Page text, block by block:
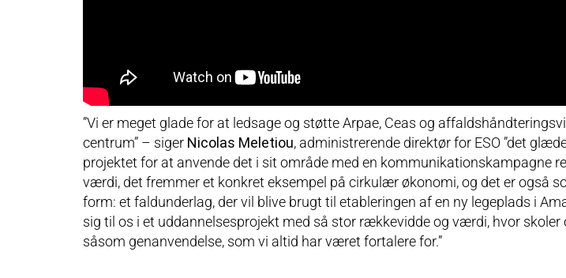
”Vi er meget glade for at ledsage og støtte Arpae, Ceas og
centrum” – siger Nicolas Meletiou, administrerende direktør for ESO ”det
projektet for at anvende det i sit område med en kommunikationskampagne
værdi, det fremmer et konkret eksempel på cirkulær økonomi, og det er også
form: et faldunderlag, der vil blive brugt til etableringen af en ny legeplads i
sig til os i et uddannelsesprojekt med så stor rækkevidde og værdi, hvor
såsom genanvendelse, som vi altid har været fortalere for.”